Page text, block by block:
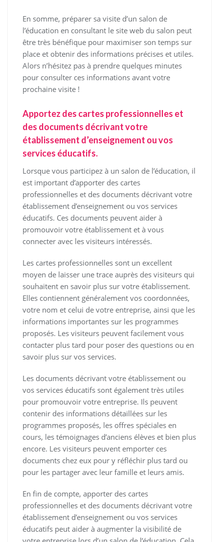
En somme, préparer sa visite d’un salon de
l’éducation en consultant le site web du salon peut
être très bénéfique pour maximiser son temps sur
place et obtenir des informations précises et utiles.
Alors n’hésitez pas à prendre quelques minutes
pour consulter ces informations avant votre
prochaine visite !
Apportez des cartes professionnelles et
des documents décrivant votre
établissement d’enseignement ou vos
services éducatifs.
Lorsque vous participez à un salon de l’éducation, il
est important d’apporter des cartes
professionnelles et des documents décrivant votre
établissement d’enseignement ou vos services
éducatifs. Ces documents peuvent aider à
promouvoir votre établissement et à vous
connecter avec les visiteurs intéressés.
Les cartes professionnelles sont un excellent
moyen de laisser une trace auprès des visiteurs qui
souhaitent en savoir plus sur votre établissement.
Elles contiennent généralement vos coordonnées,
votre nom et celui de votre entreprise, ainsi que les
informations importantes sur les programmes
proposés. Les visiteurs peuvent facilement vous
contacter plus tard pour poser des questions ou en
savoir plus sur vos services.
Les documents décrivant votre établissement ou
vos services éducatifs sont également très utiles
pour promouvoir votre entreprise. Ils peuvent
contenir des informations détaillées sur les
programmes proposés, les offres spéciales en
cours, les témoignages d’anciens élèves et bien plus
encore. Les visiteurs peuvent emporter ces
documents chez eux pour y réfléchir plus tard ou
pour les partager avec leur famille et leurs amis.
En fin de compte, apporter des cartes
professionnelles et des documents décrivant votre
établissement d’enseignement ou vos services
éducatifs peut aider à augmenter la visibilité de